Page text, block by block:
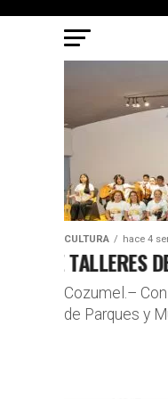
CULTURA hace 4
TALLERES DE
Cozumel.–
de Parques y